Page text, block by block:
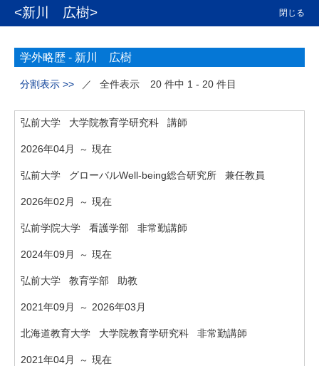
<新川 広樹> 閉じる
学外略歴 - 新川 広樹
分割表示 >> ／ 全件表示 20 件中 1 - 20 件目
弘前大学 大学院教育学研究科 講師
2026年04月 ～ 現在
弘前大学 グローバルWell-being総合研究所 兼任教員
2026年02月 ～ 現在
弘前学院大学 看護学部 非常勤講師
2024年09月 ～ 現在
弘前大学 教育学部 助教
2021年09月 ～ 2026年03月
北海道教育大学 大学院教育学研究科 非常勤講師
2021年04月 ～ 現在